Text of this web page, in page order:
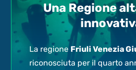
Una Regione
La regione Friuli Venezia
riconosciuta per il quarto